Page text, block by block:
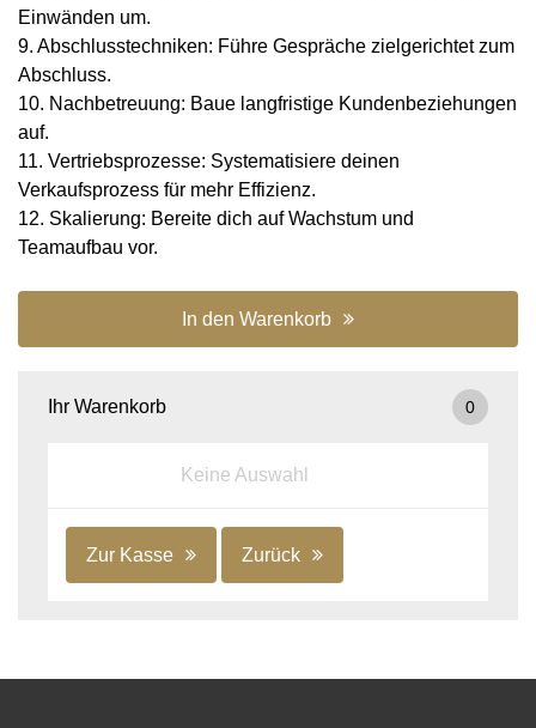
Einwänden um.
9. Abschlusstechniken: Führe Gespräche zielgerichtet zum
Abschluss.
10. Nachbetreuung: Baue langfristige Kundenbeziehungen
auf.
11. Vertriebsprozesse: Systematisiere deinen
Verkaufsprozess für mehr Effizienz.
12. Skalierung: Bereite dich auf Wachstum und
Teamaufbau vor.
In den Warenkorb
Ihr Warenkorb 0
Keine Auswahl
Zur Kasse Zurück